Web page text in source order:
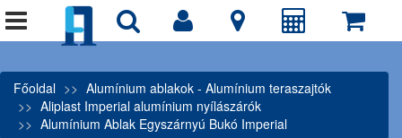
Főoldal
Alumínium ablakok - Alumínium teraszajtók
Aliplast Imperial alumínium nyílászárók
Alumínium Ablak Egyszárnyú Bukó Imperial